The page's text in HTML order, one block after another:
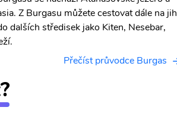
Z Burgasu můžete cestovat dále na jih
dalších středisek jako Kiten, Nesebar,
Přečíst průvodce Burgas